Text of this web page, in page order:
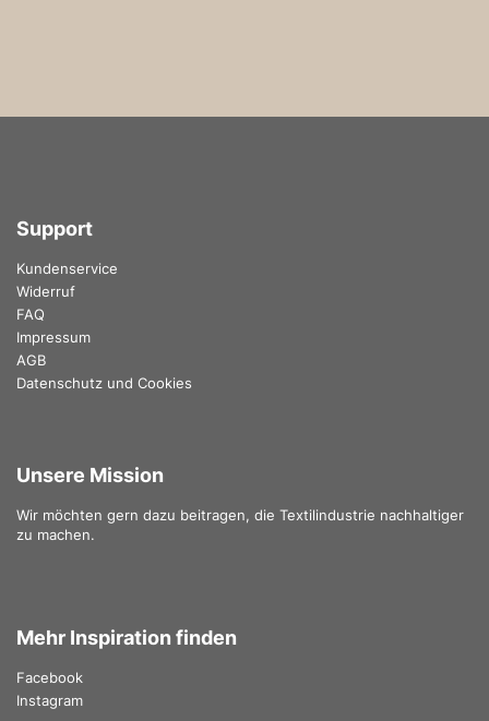
Support
Kundenservice
Widerruf
FAQ
Impressum
AGB
Datenschutz und Cookies
Unsere Mission
Wir möchten gern dazu beitragen, die Textilindustrie nachhaltiger
zu machen.
Mehr Inspiration finden
Facebook
Instagram